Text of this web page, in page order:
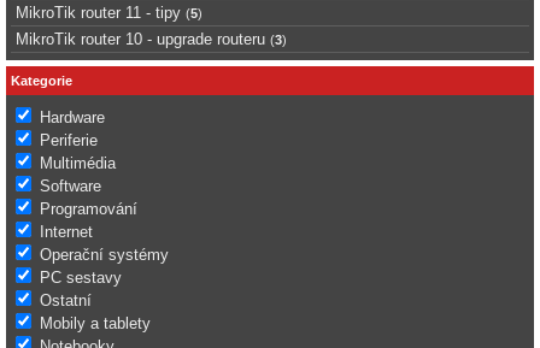
MikroTik router 11 - tipy (5)
MikroTik router 10 - upgrade routeru (3)
Kategorie
Hardware
Periferie
Multimédia
Software
Programování
Internet
Operační systémy
PC sestavy
Ostatní
Mobily a tablety